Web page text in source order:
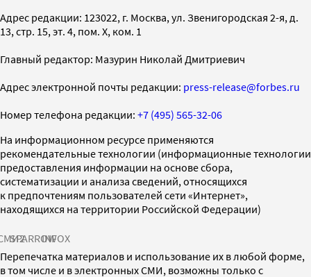
Адрес редакции: 123022, г. Москва, ул. Звенигородская 2-я, д.
13, стр. 15, эт. 4, пом. X, ком. 1
Главный редактор: Мазурин Николай Дмитриевич
Адрес электронной почты редакции: press-release@forbes.ru
Номер телефона редакции: +7 (495) 565-32-06
На информационном ресурсе применяются
рекомендательные технологии (информационные технологии
предоставления информации на основе сбора,
систематизации и анализа сведений, относящихся
к предпочтениям пользователей сети «Интернет»,
находящихся на территории Российской Федерации)
SPARROWINFOX
Перепечатка материалов и использование их в любой форме,
в том числе и в электронных СМИ, возможны только с